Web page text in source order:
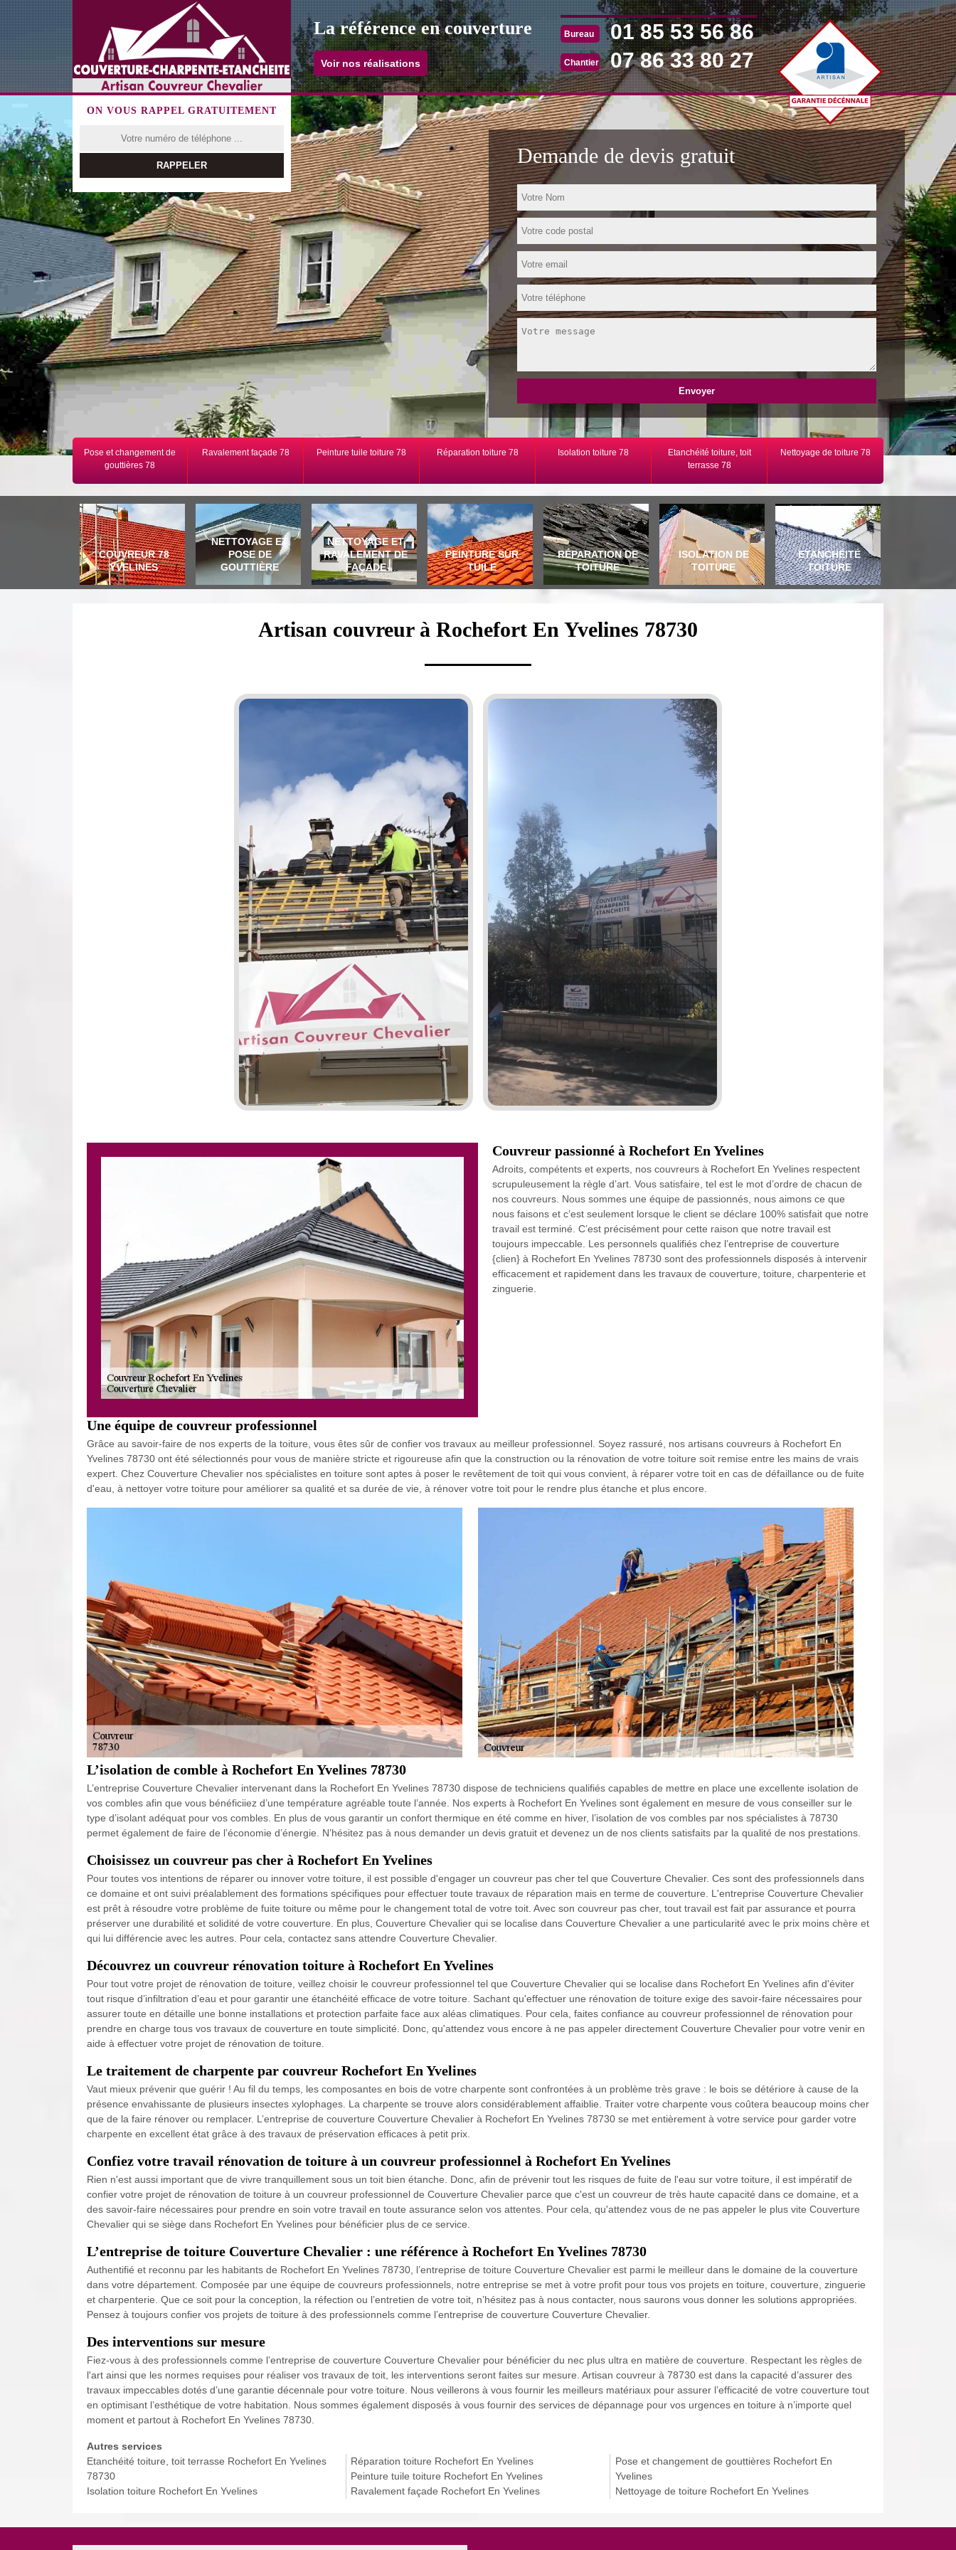
La référence en couverture
Voir nos réalisations
Bureau 01 85 53 56 86
Chantier 07 86 33 80 27
Demande de devis gratuit
ON VOUS RAPPEL GRATUITEMENT
Pose et changement de
gouttières 78
Ravalement façade 78 Peinture tuile toiture 78 Réparation toiture 78 Isolation toiture 78
Etanchéité toiture, toit
terrasse 78
Nettoyage de toiture 78
COUVREUR 78
YVELINES
NETTOYAGE ET
POSE DE
GOUTTIÈRE
NETTOYAGE ET
RAVALEMENT DE
FAÇADE
PEINTURE SUR
TUILE
RÉPARATION DE
TOITURE
ISOLATION DE
TOITURE
ETANCHÉITÉ
TOITURE
Artisan couvreur à Rochefort En Yvelines 78730
Couvreur passionné à Rochefort En Yvelines
Adroits, compétents et experts, nos couvreurs à Rochefort En Yvelines respectent
scrupuleusement la règle d’art. Vous satisfaire, tel est le mot d’ordre de chacun de
nos couvreurs. Nous sommes une équipe de passionnés, nous aimons ce que
nous faisons et c’est seulement lorsque le client se déclare 100% satisfait que notre
travail est terminé. C’est précisément pour cette raison que notre travail est
toujours impeccable. Les personnels qualifiés chez l’entreprise de couverture
{clien} à Rochefort En Yvelines 78730 sont des professionnels disposés à intervenir
efficacement et rapidement dans les travaux de couverture, toiture, charpenterie et
zinguerie.
Une équipe de couvreur professionnel
Grâce au savoir-faire de nos experts de la toiture, vous êtes sûr de confier vos travaux au meilleur professionnel. Soyez rassuré, nos artisans couvreurs à Rochefort En
Yvelines 78730 ont été sélectionnés pour vous de manière stricte et rigoureuse afin que la construction ou la rénovation de votre toiture soit remise entre les mains de vrais
expert. Chez Couverture Chevalier nos spécialistes en toiture sont aptes à poser le revêtement de toit qui vous convient, à réparer votre toit en cas de défaillance ou de fuite
d'eau, à nettoyer votre toiture pour améliorer sa qualité et sa durée de vie, à rénover votre toit pour le rendre plus étanche et plus encore.
L’isolation de comble à Rochefort En Yvelines 78730
L’entreprise Couverture Chevalier intervenant dans la Rochefort En Yvelines 78730 dispose de techniciens qualifiés capables de mettre en place une excellente isolation de
vos combles afin que vous bénéficiiez d’une température agréable toute l’année. Nos experts à Rochefort En Yvelines sont également en mesure de vous conseiller sur le
type d’isolant adéquat pour vos combles. En plus de vous garantir un confort thermique en été comme en hiver, l’isolation de vos combles par nos spécialistes à 78730
permet également de faire de l’économie d’énergie. N’hésitez pas à nous demander un devis gratuit et devenez un de nos clients satisfaits par la qualité de nos prestations.
Choisissez un couvreur pas cher à Rochefort En Yvelines
Pour toutes vos intentions de réparer ou innover votre toiture, il est possible d'engager un couvreur pas cher tel que Couverture Chevalier. Ces sont des professionnels dans
ce domaine et ont suivi préalablement des formations spécifiques pour effectuer toute travaux de réparation mais en terme de couverture. L'entreprise Couverture Chevalier
est prêt à résoudre votre problème de fuite toiture ou même pour le changement total de votre toit. Avec son couvreur pas cher, tout travail est fait par assurance et pourra
préserver une durabilité et solidité de votre couverture. En plus, Couverture Chevalier qui se localise dans Couverture Chevalier a une particularité avec le prix moins chère et
qui lui différencie avec les autres. Pour cela, contactez sans attendre Couverture Chevalier.
Découvrez un couvreur rénovation toiture à Rochefort En Yvelines
Pour tout votre projet de rénovation de toiture, veillez choisir le couvreur professionnel tel que Couverture Chevalier qui se localise dans Rochefort En Yvelines afin d'éviter
tout risque d’infiltration d’eau et pour garantir une étanchéité efficace de votre toiture. Sachant qu'effectuer une rénovation de toiture exige des savoir-faire nécessaires pour
assurer toute en détaille une bonne installations et protection parfaite face aux aléas climatiques. Pour cela, faites confiance au couvreur professionnel de rénovation pour
prendre en charge tous vos travaux de couverture en toute simplicité. Donc, qu'attendez vous encore à ne pas appeler directement Couverture Chevalier pour votre venir en
aide à effectuer votre projet de rénovation de toiture.
Le traitement de charpente par couvreur Rochefort En Yvelines
Vaut mieux prévenir que guérir ! Au fil du temps, les composantes en bois de votre charpente sont confrontées à un problème très grave : le bois se détériore à cause de la
présence envahissante de plusieurs insectes xylophages. La charpente se trouve alors considérablement affaiblie. Traiter votre charpente vous coûtera beaucoup moins cher
que de la faire rénover ou remplacer. L’entreprise de couverture Couverture Chevalier à Rochefort En Yvelines 78730 se met entièrement à votre service pour garder votre
charpente en excellent état grâce à des travaux de préservation efficaces à petit prix.
Confiez votre travail rénovation de toiture à un couvreur professionnel à Rochefort En Yvelines
Rien n'est aussi important que de vivre tranquillement sous un toit bien étanche. Donc, afin de prévenir tout les risques de fuite de l'eau sur votre toiture, il est impératif de
confier votre projet de rénovation de toiture à un couvreur professionnel de Couverture Chevalier parce que c'est un couvreur de très haute capacité dans ce domaine, et a
des savoir-faire nécessaires pour prendre en soin votre travail en toute assurance selon vos attentes. Pour cela, qu'attendez vous de ne pas appeler le plus vite Couverture
Chevalier qui se siège dans Rochefort En Yvelines pour bénéficier plus de ce service.
L’entreprise de toiture Couverture Chevalier : une référence à Rochefort En Yvelines 78730
Authentifié et reconnu par les habitants de Rochefort En Yvelines 78730, l’entreprise de toiture Couverture Chevalier est parmi le meilleur dans le domaine de la couverture
dans votre département. Composée par une équipe de couvreurs professionnels, notre entreprise se met à votre profit pour tous vos projets en toiture, couverture, zinguerie
et charpenterie. Que ce soit pour la conception, la réfection ou l’entretien de votre toit, n’hésitez pas à nous contacter, nous saurons vous donner les solutions appropriées.
Pensez à toujours confier vos projets de toiture à des professionnels comme l’entreprise de couverture Couverture Chevalier.
Des interventions sur mesure
Fiez-vous à des professionnels comme l’entreprise de couverture Couverture Chevalier pour bénéficier du nec plus ultra en matière de couverture. Respectant les règles de
l'art ainsi que les normes requises pour réaliser vos travaux de toit, les interventions seront faites sur mesure. Artisan couvreur à 78730 est dans la capacité d’assurer des
travaux impeccables dotés d’une garantie décennale pour votre toiture. Nous veillerons à vous fournir les meilleurs matériaux pour assurer l’efficacité de votre couverture tout
en optimisant l’esthétique de votre habitation. Nous sommes également disposés à vous fournir des services de dépannage pour vos urgences en toiture à n’importe quel
moment et partout à Rochefort En Yvelines 78730.
Autres services
Etanchéité toiture, toit terrasse Rochefort En Yvelines
78730
Isolation toiture Rochefort En Yvelines
Réparation toiture Rochefort En Yvelines
Peinture tuile toiture Rochefort En Yvelines
Ravalement façade Rochefort En Yvelines
Pose et changement de gouttières Rochefort En
Yvelines
Nettoyage de toiture Rochefort En Yvelines